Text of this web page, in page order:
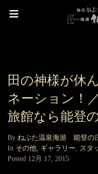
田の神様が休
ネーション！
旅館なら能登
By ねぶた温泉海游 能登の
In その他, ギャラリー, スタ
Posted 12月 17, 2015